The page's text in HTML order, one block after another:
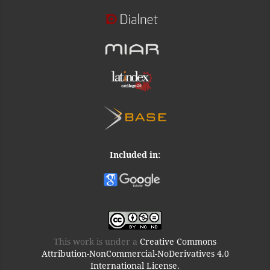
Included in:
This work is under a Creative Commons
Attribution-NonCommercial-NoDerivatives 4.0
International License.